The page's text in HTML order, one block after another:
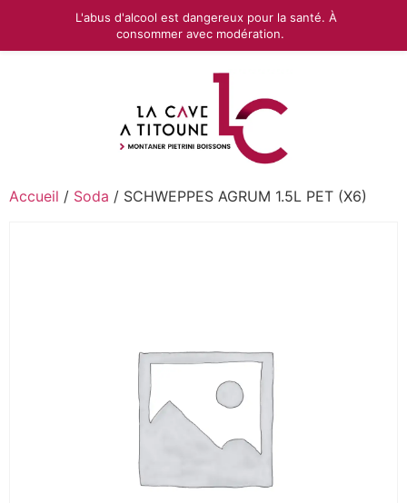
Accueil / Soda / SCHWEPPES AGRUM 1.5L PET (X6)
L'abus d'alcool est dangereux pour la santé. À
consommer avec modération.